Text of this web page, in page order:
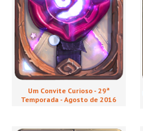
Um Convite Curioso - 29ª
Temporada - Agosto de 2016